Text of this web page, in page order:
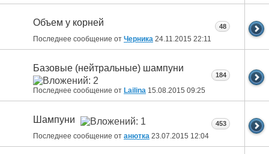
Объем у корней
Последнее сообщение от Черника 24.11.2015 22:11
48
Базовые (нейтральные) шампуни
Последнее сообщение от Lailina 15.08.2015 09:25
184
Шампуни
Последнее сообщение от анютка 23.07.2015 12:04
453